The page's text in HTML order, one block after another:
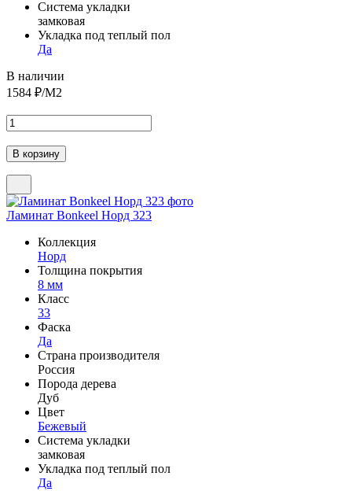
Система укладки
замковая
Укладка под теплый пол
Да
В наличии
1584 ₽/М2
Ламинат Bonkeel Норд 323
Коллекция
Норд
Толщина покрытия
8 мм
Класс
33
Фаска
Да
Страна производителя
Россия
Порода дерева
Дуб
Цвет
Бежевый
Система укладки
замковая
Укладка под теплый пол
Да